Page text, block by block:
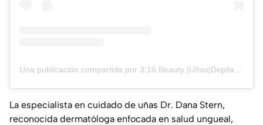
La especialista en cuidado de uñas Dr. Dana Stern,
reconocida dermatóloga enfocada en salud ungueal,